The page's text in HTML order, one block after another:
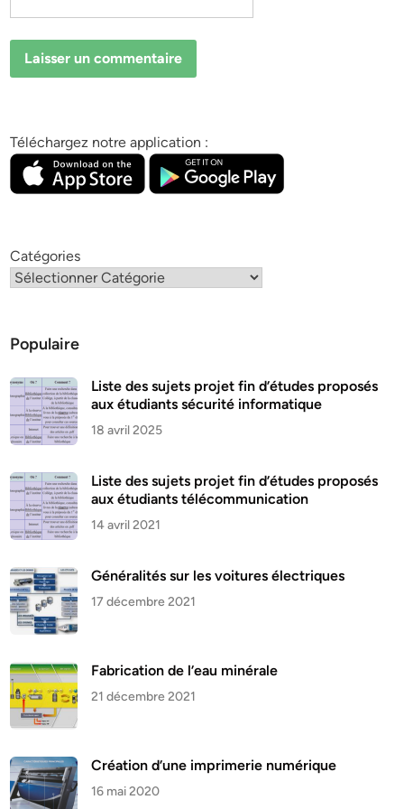
Téléchargez notre application :
Catégories
Populaire
Liste des sujets projet fin d’études proposés
aux étudiants sécurité informatique
18 avril 2025
Liste des sujets projet fin d’études proposés
aux étudiants télécommunication
14 avril 2021
Généralités sur les voitures électriques
17 décembre 2021
Fabrication de l’eau minérale
21 décembre 2021
Création d’une imprimerie numérique
16 mai 2020